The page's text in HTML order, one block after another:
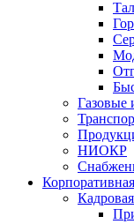
Газовые
НИОКР